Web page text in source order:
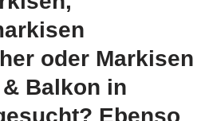
oder Markisen
Balkon in
Ebenso